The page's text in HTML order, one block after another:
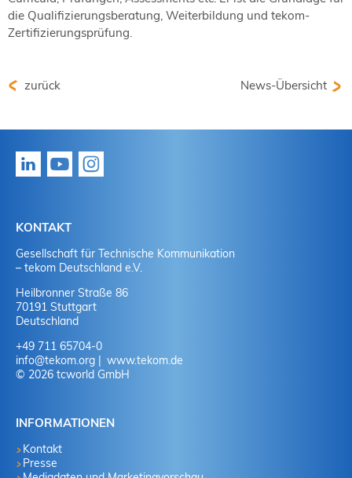
die Qualifizierungsberatung, Weiterbildung und tekom-
Zertifizierungsprüfung.
zurück News-Übersicht
KONTAKT
Gesellschaft für Technische Kommunikation
– tekom Deutschland e.V.
Heilbronner Straße 86
70191 Stuttgart
Deutschland
+49 711 65704-0
info@tekom.org
www.tekom.de
© 2026 tcworld GmbH
INFORMATIONEN
Kontakt
Presse